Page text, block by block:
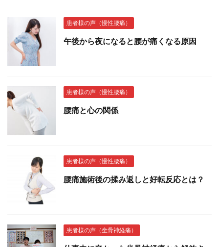
患者様の声（慢性腰痛）
午後から夜になると腰が痛くなる原因
患者様の声（慢性腰痛）
腰痛と心の関係
患者様の声（慢性腰痛）
腰痛施術後の揉み返しと好転反応とは？
患者様の声（坐骨神経痛）